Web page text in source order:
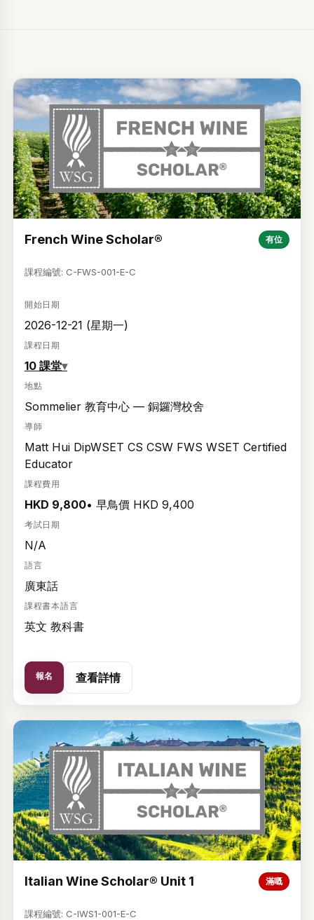
French Wine Scholar® 有位
課程編號: C-FWS-001-E-C
開始日期
2026-12-21 (星期一)
課程日期
10 課堂▾
地點
Sommelier 教育中心 — 銅鑼灣校舍
導師
Matt Hui DipWSET CS CSW FWS WSET Certified
Educator
課程費用
HKD 9,800• 早鳥價 HKD 9,400
考試日期
N/A
語言
廣東話
課程書本語言
英文 教科書
報名 查看詳情
Italian Wine Scholar® Unit 1 滿嘅
課程編號: C-IWS1-001-E-C